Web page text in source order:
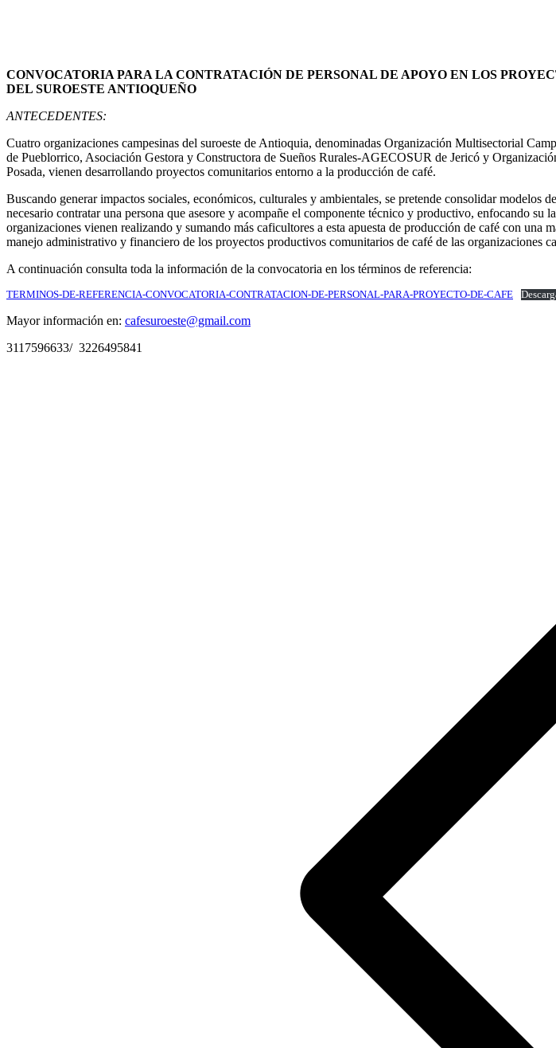
CONVOCATORIA PARA LA CONTRATACIÓN DE PERSONAL DE APOYO EN LOS
DEL SUROESTE ANTIOQUEÑO
ANTECEDENTES:
Cuatro organizaciones campesinas del suroeste de Antioquia, denominadas Organización Multisectorial
de Pueblorrico, Asociación Gestora y Constructora de Sueños Rurales-AGECOSUR de Jericó y
Posada, vienen desarrollando proyectos comunitarios entorno a la producción de café.
Buscando generar impactos sociales, económicos, culturales y ambientales, se pretende consolidar modelos
necesario contratar una persona que asesore y acompañe el componente técnico y productivo, enfocando
organizaciones vienen realizando y sumando más caficultores a esta apuesta de producción de café con una
manejo administrativo y financiero de los proyectos productivos comunitarios de café de las organizaciones
A continuación consulta toda la información de la convocatoria en los términos de referencia:
TERMINOS-DE-REFERENCIA-CONVOCATORIA-CONTRATACION-DE-PERSONAL-PARA-PROYECTO-DE-CAFE
Mayor información en: cafesuroeste@gmail.com
3117596633/ 3226495841